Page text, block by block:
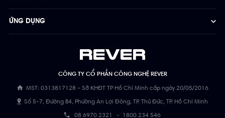
CÔNG TY CỔ PHẦN CÔNG NGHỆ REVER
MST: 0313817128 - Sở KHĐT TP Hồ Chí Minh cấp ngày 20/05/2016
Số 5-7, Đường B4, Phường An Lợi Đông, TP. Thủ Đức, TP. Hồ Chí Minh
08 6970 2321 - 1800 234 546
ỨNG DỤNG